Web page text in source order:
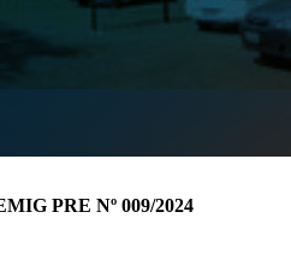
PRE Nº 009/2024